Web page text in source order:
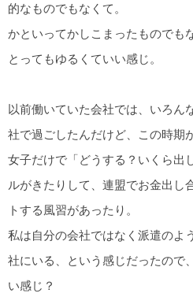
的なものでもなくて。
かといってかしこまったものでも
とってもゆるくていい感じ。
以前働いていた会社では、いろん
社で過ごしたんだけど、この時期
女子だけで「どうする？いくら出
ルがきたりして、連盟でお金出し
トする風習があったり。
私は自分の会社ではなく派遣のよ
社にいる、という感じだったので
い感じ？